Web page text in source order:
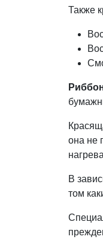
Также
она не
В
том